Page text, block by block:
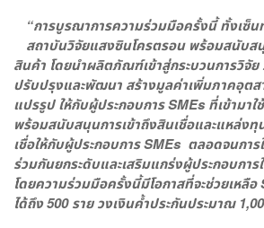
“การบูรณาการความร่วมมือครั้งนี้ ทั้งเซ็น
สถาบันวิจัยแสงซินโครตรอน พร้อมสนับส
สินค้า โดยนำผลิตภัณฑ์เข้าสู่กระบวนการวิจัย
ปรับปรุงและพัฒนา สร้างมูลค่าเพิ่มภาคอุตส
แปรรูป ให้กับผู้ประกอบการSMEs ที่เข้ามา
พร้อมสนับสนุนการเข้าถึงสินเชื่อและแหล่งทุ
เชื่อให้กับผู้ประกอบการSMEs ตลอดจนการ
ร่วมกันยกระดับและเสริมแกร่งผู้ประกอบการ
โดยความร่วมมือครั้งนี้มีโอกาสที่จะช่วยเหลือ
ได้ถึง500ราย วงเงินค้ำประกันประมาณ